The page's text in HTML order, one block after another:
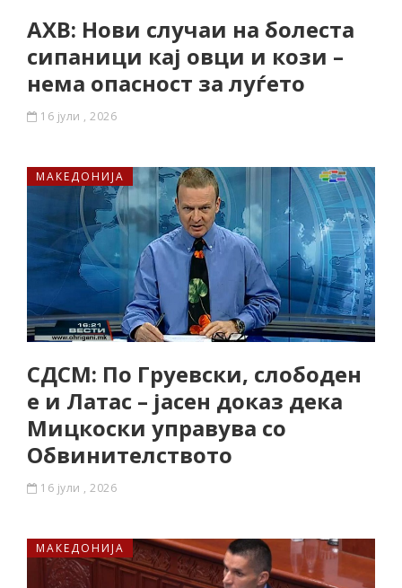
АХВ: Нови случаи на болеста
сипаници кај овци и кози –
нема опасност за луѓето
16 јули , 2026
МАКЕДОНИЈА
СДСМ: По Груевски, слободен
е и Латас – јасен доказ дека
Мицкоски управува со
Обвинителството
16 јули , 2026
МАКЕДОНИЈА